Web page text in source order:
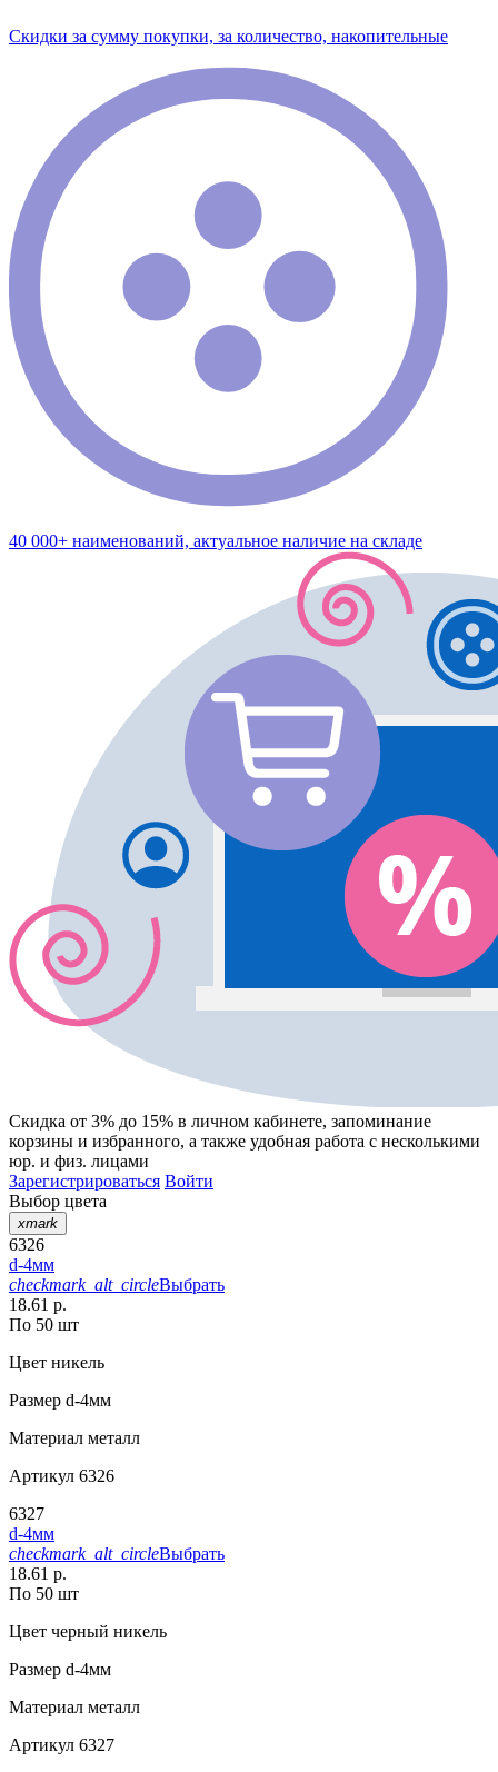
Скидки за сумму покупки, за количество, накопительные
40 000+ наименований, актуальное наличие на складе
Скидка от 3% до 15% в личном кабинете, запоминание
корзины и избранного, а также удобная работа с несколькими
юр. и физ. лицами
Зарегистрироваться Войти
Выбор цвета
xmark
6326
d-4мм
checkmark_alt_circleВыбрать
18.61 р.
По 50 шт
Цвет никель
Размер d-4мм
Материал металл
Артикул 6326
6327
d-4мм
checkmark_alt_circleВыбрать
18.61 р.
По 50 шт
Цвет черный никель
Размер d-4мм
Материал металл
Артикул 6327